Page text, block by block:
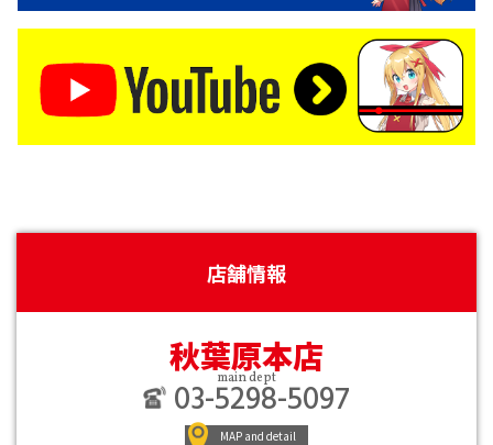
店舗情報
秋葉原本店
main dept
03-5298-5097
MAP and detail